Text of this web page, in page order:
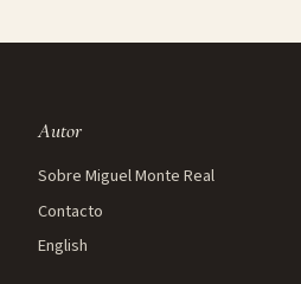
Autor
Sobre Miguel Monte Real
Contacto
English